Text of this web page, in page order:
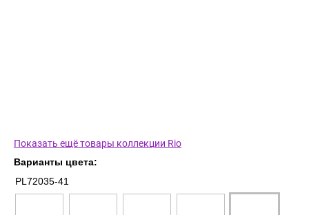
Показать ещё товары коллекции Rio
Варианты цвета:
PL72035-41